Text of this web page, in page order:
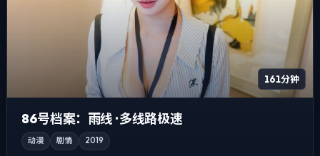
161分钟
86号档案：雨线 · 多线路极速
动漫 剧情 2019